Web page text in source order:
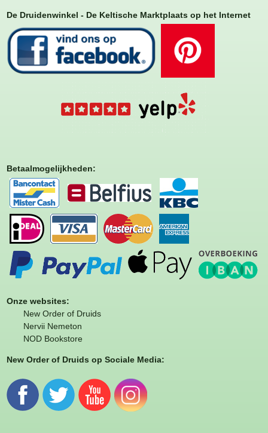
De Druidenwinkel - De Keltische Marktplaats op het Internet
Betaalmogelijkheden:
Onze websites:
New Order of Druids
Nervii Nemeton
NOD Bookstore
New Order of Druids op Sociale Media: